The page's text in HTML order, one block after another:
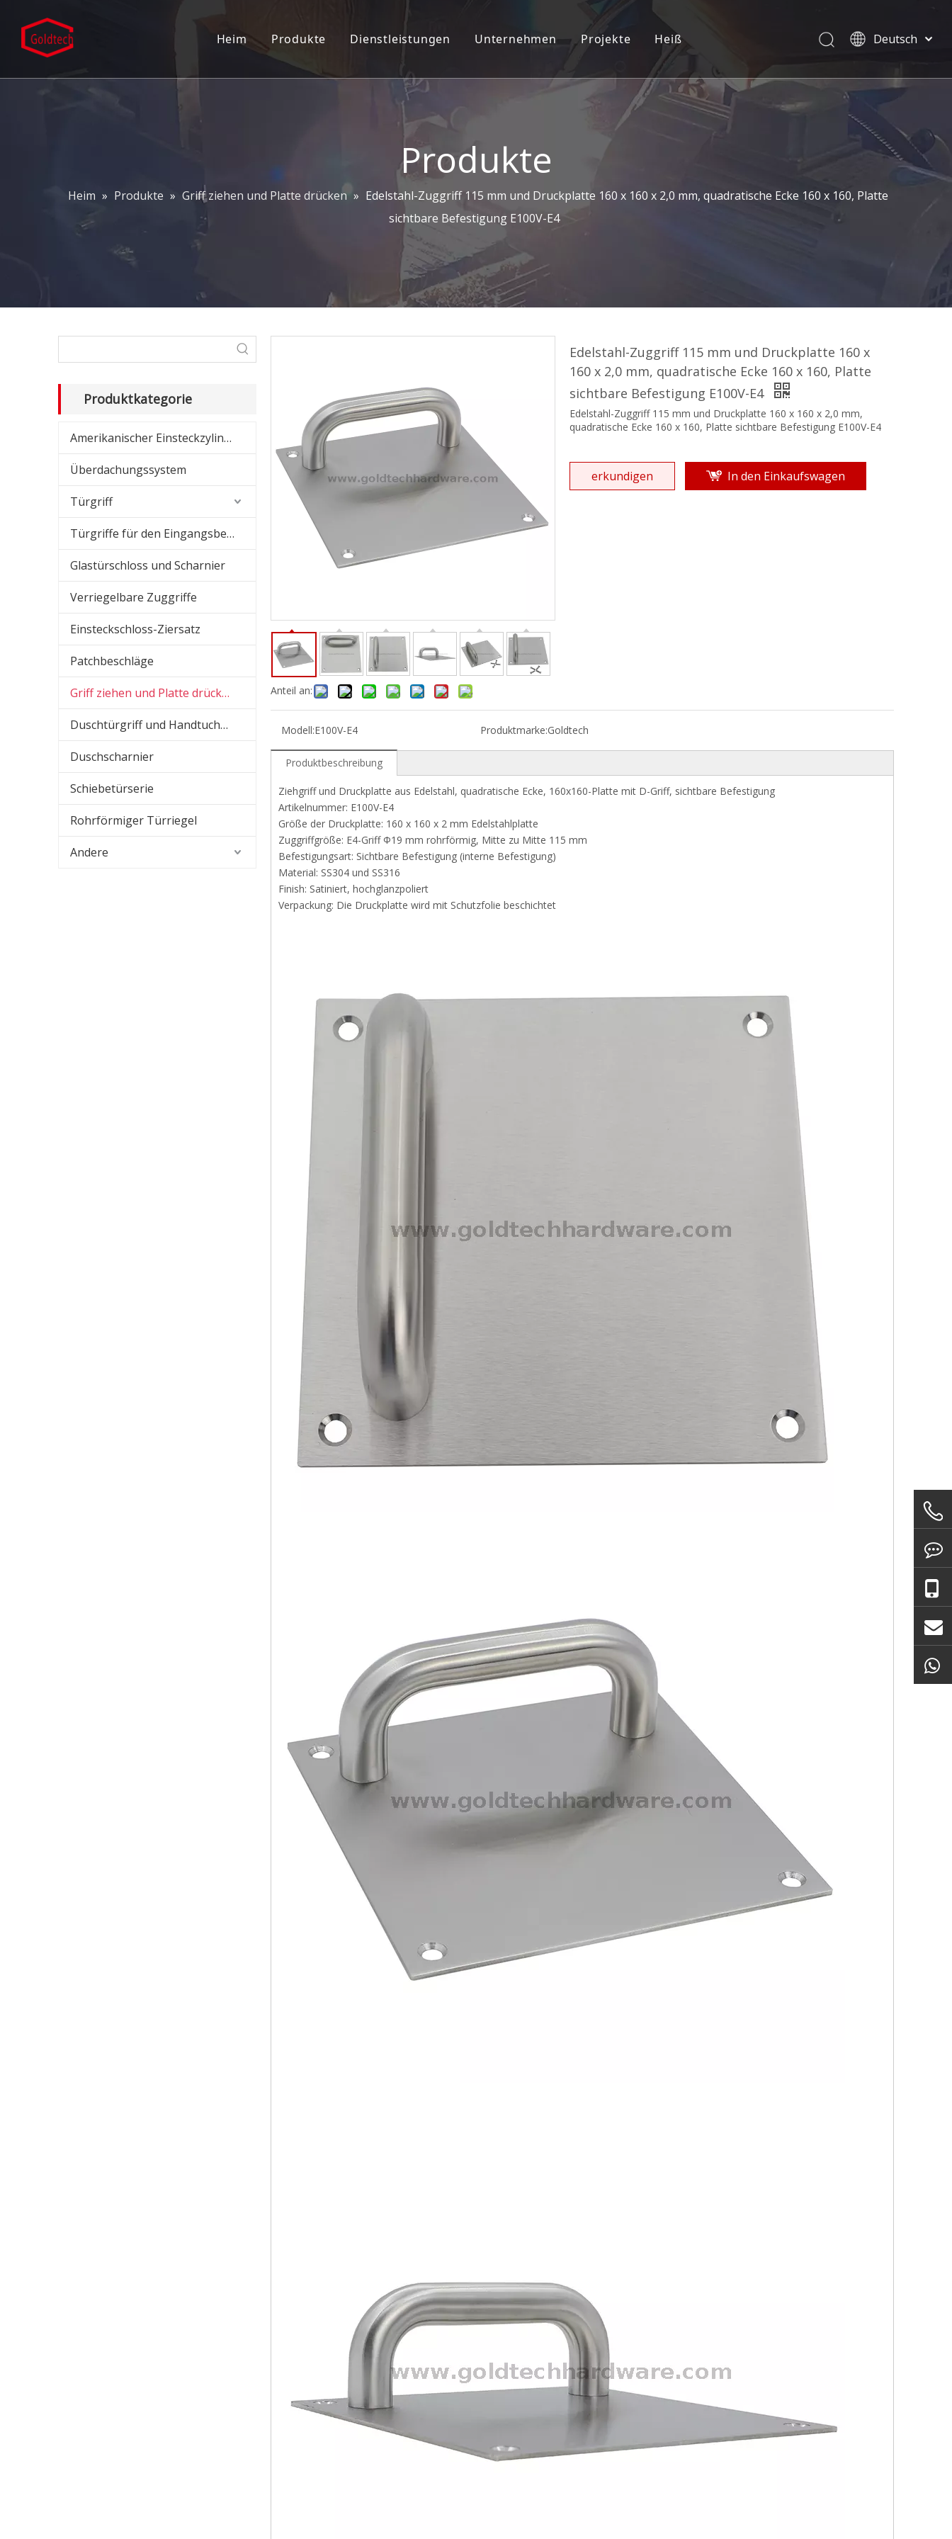
Heim Produkte
Einsteckschloss-Ziersatz
Eingangsgriffe
Griff ziehen und Platte drücken
Duschscharnier
Amerikanisches ANSI-Einsteckschloss
Amerikanischer Einsteckzylinder
Überdachungssystem
Glastür-Schließsystem
Abschließbare Zuggriffe
Dienstleistungen
ODM/OEM
Unternehmen
Kontaktiere uns
Projekte Heiß
Deutsch
العربية
Português
Produkte
Heim » Produkte » Griff ziehen und Platte drücken » Edelstahl-Zuggriff 115 mm und Druckplatte 160 x 160 x 2,0 mm, quadratische Ecke 160 x 160, Platte
sichtbare Befestigung E100V-E4
Produktkategorie
Amerikanischer Einsteckzylinder
Überdachungssystem
Türgriff
Türgriffe für den Eingangsbereich
Glastürschloss und Scharnier
Verriegelbare Zuggriffe
Einsteckschloss-Ziersatz
Patchbeschläge
Griff ziehen und Platte drücken
Duschtürgriff und Handtuchhalter
Duschscharnier
Schiebetürserie
Rohrförmiger Türriegel
Andere
Anteil an:
Edelstahl-Zuggriff 115 mm und Druckplatte 160 x
160 x 2,0 mm, quadratische Ecke 160 x 160, Platte
sichtbare Befestigung E100V-E4
Edelstahl-Zuggriff 115 mm und Druckplatte 160 x 160 x 2,0 mm,
quadratische Ecke 160 x 160, Platte sichtbare Befestigung E100V-E4
erkundigen In den Einkaufswagen
Modell:E100V-E4 Produktmarke:Goldtech
Produktbeschreibung
Ziehgriff und Druckplatte aus Edelstahl, quadratische Ecke, 160x160-Platte mit D-Griff, sichtbare Befestigung
Artikelnummer: E100V-E4
Größe der Druckplatte: 160 x 160 x 2 mm Edelstahlplatte
Zuggriffgröße: E4-Griff Ф19 mm rohrförmig, Mitte zu Mitte 115 mm
Befestigungsart: Sichtbare Befestigung (interne Befestigung)
Material: SS304 und SS316
Finish: Satiniert, hochglanzpoliert
Verpackung: Die Druckplatte wird mit Schutzfolie beschichtet